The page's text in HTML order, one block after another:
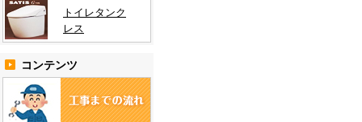
トイレタンク
レス
コンテンツ